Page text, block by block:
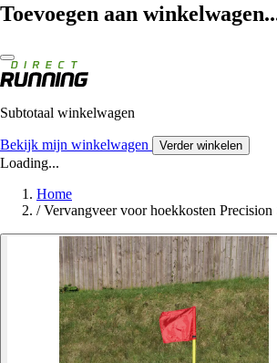
Toevoegen aan
Subtotaal winkelwagen
Bekijk mijn winkelwagen Verder winkelen
Loading...
Home
/ Vervangveer voor hoekkosten Precision